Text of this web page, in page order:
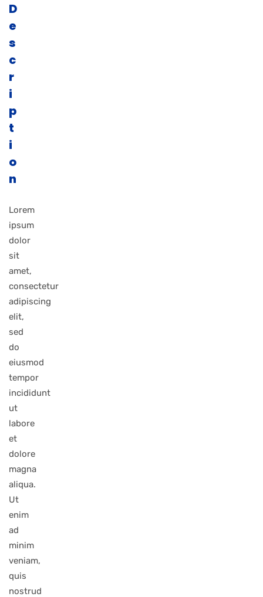
D
e
s
c
r
i
p
t
i
o
n
Lorem
ipsum
dolor
sit
amet,
consectetur
adipiscing
elit,
sed
do
eiusmod
tempor
incididunt
ut
labore
et
dolore
magna
aliqua.
Ut
enim
ad
minim
veniam,
quis
nostrud